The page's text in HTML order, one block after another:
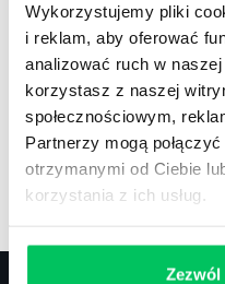
Wykorzystujemy pliki
i reklam, aby oferować
analizować ruch w
korzystasz z naszej
społecznościowym,
Partnerzy mogą
otrzymanymi od Ciebie
korzystania z ich usług.
Zezwól